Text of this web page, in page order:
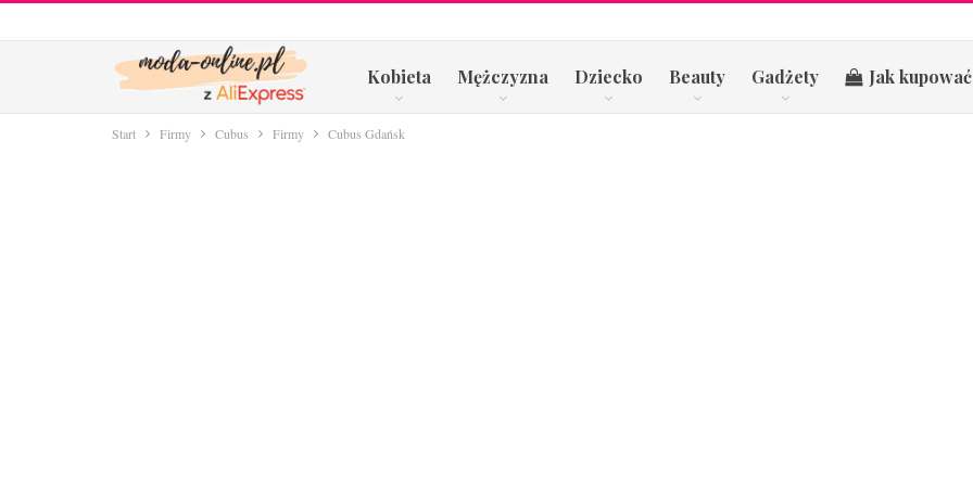
Kobieta Mężczyzna Dziecko Beauty Gadżety Jak
Start Firmy Cubus Firmy Cubus Gdańsk